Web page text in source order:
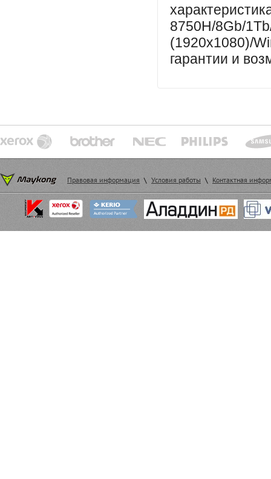
8750H/8Gb/
(1920x1080)/
гарантии и
Правовая информация \ Условия работы \ Контактная